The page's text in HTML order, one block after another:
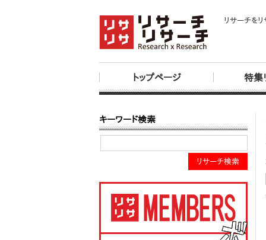
リサーチを
トップページ 特集
キーワード検索
リサーチ検索